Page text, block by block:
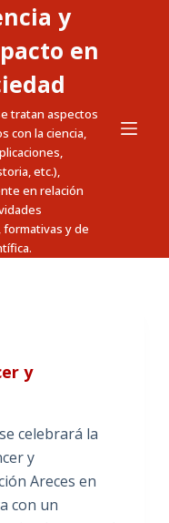
y
en
tratan aspectos
con la ciencia,
etc.),
en relación
formativas y de
y
celebrará la
y
Areces en
con un